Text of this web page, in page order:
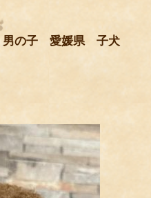
男の子 愛媛県 子犬